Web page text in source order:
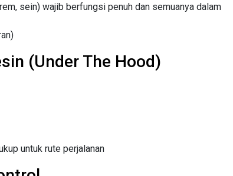
sein) wajib berfungsi penuh dan semuanya dalam
(Under The Hood)
untuk rute perjalanan